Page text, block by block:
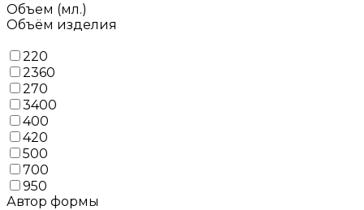
Объем (мл.)
Объём изделия
220
2360
270
3400
400
420
500
700
950
Автор формы